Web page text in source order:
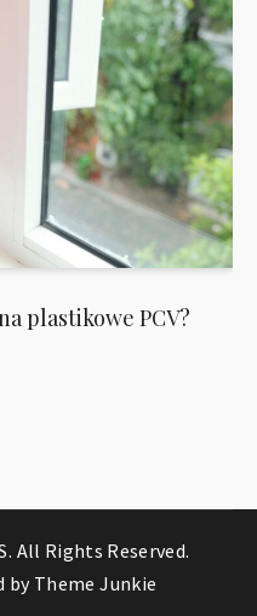
plastikowe PCV?
. All Rights Reserved.
by Theme Junkie